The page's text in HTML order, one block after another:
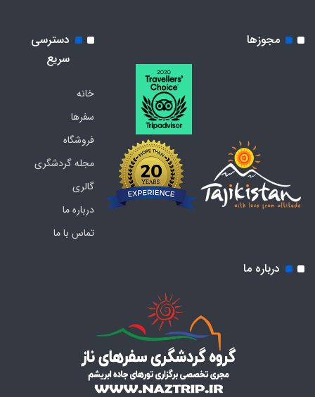
مجوزها
دسترسی
سریع
خانه
سفرها
فروشگاه
مجله گردشگری
گالری
درباره ما
تماس با ما
درباره ما